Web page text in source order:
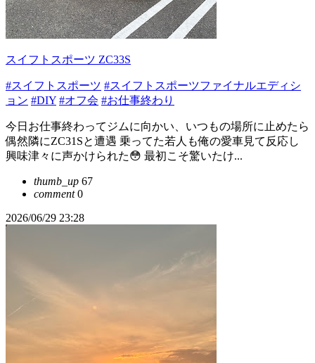
スイフトスポーツ ZC33S
#スイフトスポーツ #スイフトスポーツファイナルエディシ
ョン #DIY #オフ会 #お仕事終わり
今日お仕事終わってジムに向かい、いつもの場所に止めたら
偶然隣にZC31Sと遭遇 乗ってた若人も俺の愛車見て反応し
興味津々に声かけられた😳 最初こそ驚いたけ...
thumb_up 67
comment0
2026/06/29 23:28